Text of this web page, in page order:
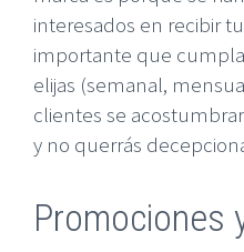
interesados en recibir
importante que
elijas (semanal,
clientes se
y no querrás
Promociones